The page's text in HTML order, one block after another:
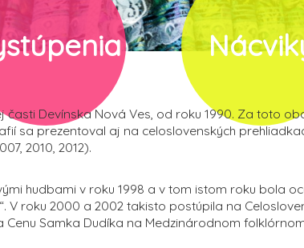
Devínska Nová Ves, od roku 1990. Za toto
sa prezentoval aj na celoslovenských
2010, 2012).
hudbami v roku 1998 a v tom istom roku bola
V roku 2000 a 2002 takisto postúpila na
Cenu Samka Dudíka na Medzinárodnom